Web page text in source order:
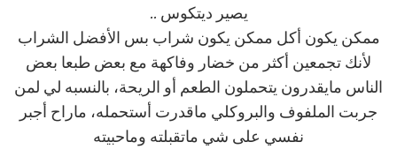
يصير ديتكوس ..
ممكن يكون أكل ممكن يكون شراب بس الأفضل الشراب
لأنك تجمعين أكثر من خضار وفاكهة مع بعض طبعا بعض
الناس مايقدرون يتحملون الطعم أو الريحة، بالنسبه لي لمن
جربت الملفوف والبروكلي ماقدرت أستحمله، ماراح أجبر
نفسي على شي ماتقبلته وماحبيته